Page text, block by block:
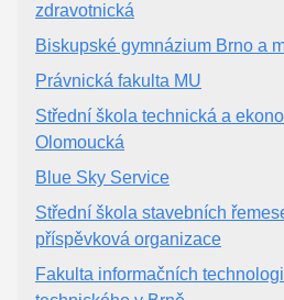
zdravotnická
Biskupské gymnázium Brno a
Právnická fakulta MU
Střední škola technická a
Olomoucká
Blue Sky Service
Střední škola stavebních
příspěvková organizace
Fakulta informačních